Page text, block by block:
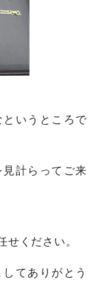
いうところで
計らってご来
ください。
てありがとう